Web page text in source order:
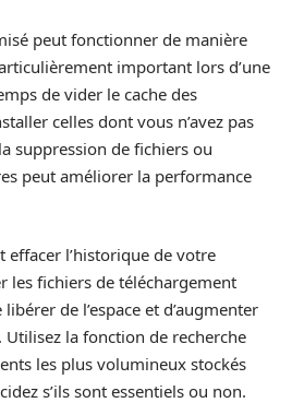
peut fonctionner de manière
important lors d’une
de vider le cache des
celles dont vous n’avez pas
suppression de fichiers ou
peut améliorer la performance
effacer l’historique de votre
les fichiers de téléchargement
de l’espace et d’augmenter
Utilisez la fonction de recherche
les plus volumineux stockés
s’ils sont essentiels ou non.